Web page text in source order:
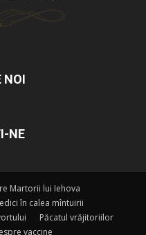
NOI
NE
Martorii lui Iehova
în calea mîntuirii
Păcatul vrăjitoriilor
vaccine